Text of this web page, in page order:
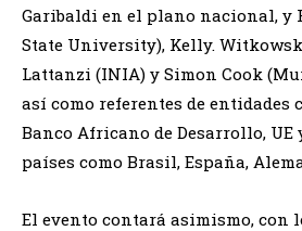
Garibaldi en el plano nacional, y
State University), Kelly.
Lattanzi (INIA) y Simon Cook
así como referentes de entidades
Banco Africano de Desarrollo, UE
países como Brasil, España,
El evento contará asimismo, con